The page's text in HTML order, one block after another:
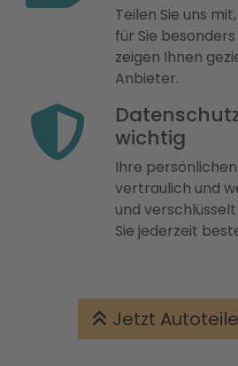
Teilen Sie uns
für Sie
zeigen Ihnen
Anbieter.
wichtig
Ihre
vertraulich und
und
Sie jederzeit
Jetzt